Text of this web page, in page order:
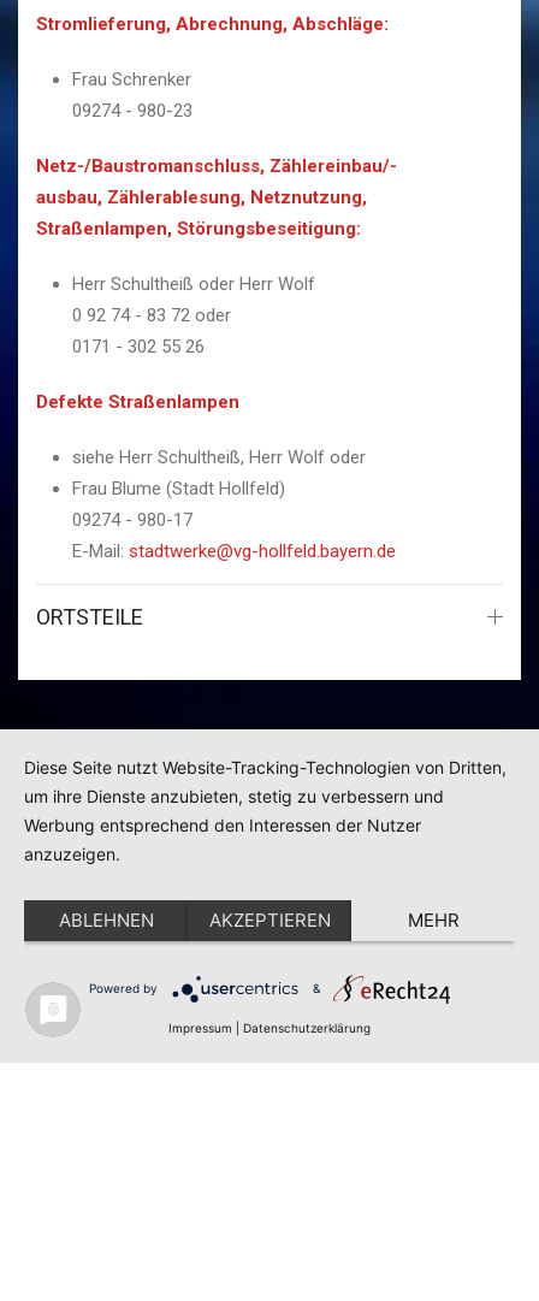
Stromlieferung, Abrechnung, Abschläge:
Frau Schrenker
09274 - 980-23
Netz-/Baustromanschluss, Zählereinbau/-
ausbau, Zählerablesung, Netznutzung,
Straßenlampen, Störungsbeseitigung:
Herr Schultheiß oder Herr Wolf
0 92 74 - 83 72 oder
0171 - 302 55 26
Defekte Straßenlampen
siehe Herr Schultheiß, Herr Wolf oder
Frau Blume (Stadt Hollfeld)
09274 - 980-17
E-Mail: stadtwerke@vg-hollfeld.bayern.de
ORTSTEILE
Diese Seite nutzt Website-Tracking-Technologien von Dritten,
um ihre Dienste anzubieten, stetig zu verbessern und
Werbung entsprechend den Interessen der Nutzer
anzuzeigen.
ABLEHNEN AKZEPTIEREN MEHR
Powered by &
Impressum Datenschutzerklärung